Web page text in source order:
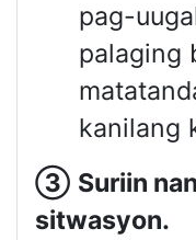
pag-
palaging
kanilang
③ Suriin
sitwasyon.